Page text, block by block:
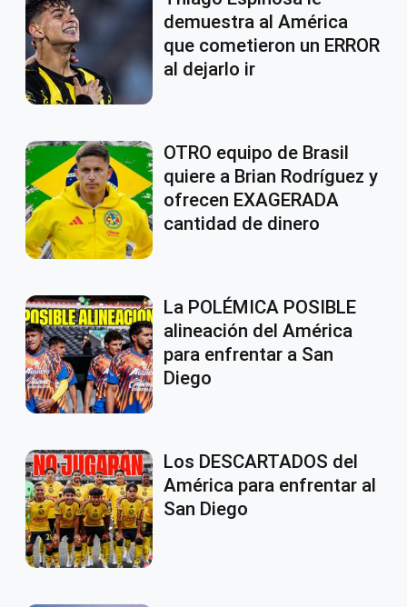
demuestra al América
que cometieron un ERROR
al dejarlo ir
OTRO equipo de Brasil
quiere a Brian Rodríguez y
ofrecen EXAGERADA
cantidad de dinero
La POLÉMICA POSIBLE
alineación del América
para enfrentar a San
Diego
Los DESCARTADOS del
América para enfrentar al
San Diego